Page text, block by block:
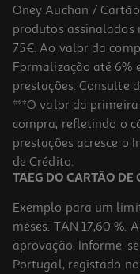
Album Fujifilm
12.99 €/un
12,99 €
Oney Auchan /
produtos assinalados
75€. Ao valor da
Formalização até 6%
prestações. Consulte
***O valor da
compra, refletindo o
prestações acresce o
de Crédito.
TAEG DO CARTÃO DE
Exemplo para um
meses. TAN 17,60 %.
aprovação. Informe-
Portugal, registado